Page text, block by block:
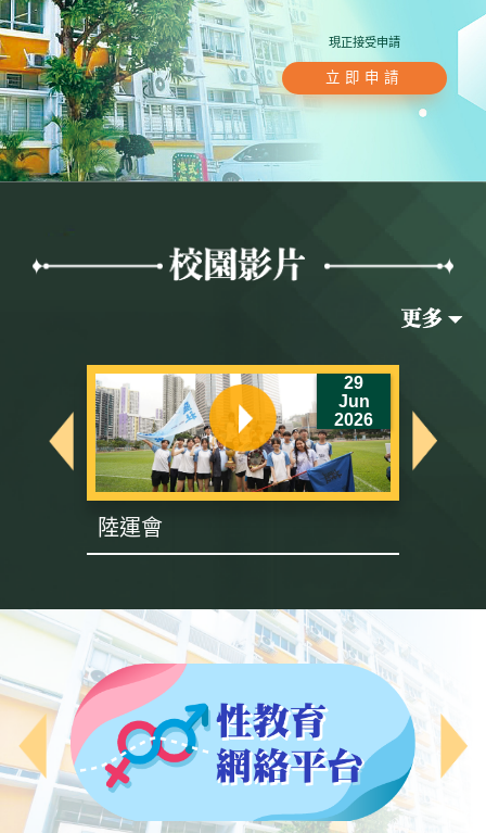
現正接受申請
立即申請
29
Jun
2026
陸運會